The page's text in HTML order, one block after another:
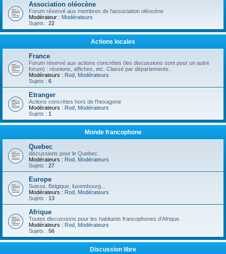
Association oléocène
Forum réservé aux membres de l'association oléocène
Modérateur : Modérateurs
Sujets : 22
Actions locales
France
Forum réservé aux actions concrètes (les discussions sont pour un autre
forum) : réunions, affiches, etc. Classé par départements.
Modérateurs : Rod Modérateurs
Sujets : 6
Etranger
Actions concrètes hors de l'hexagone
Modérateurs : Rod Modérateurs
Sujets : 1
Monde francophone
Quebec
discussions pour le Quebec.
Modérateurs : Rod Modérateurs
Sujets : 27
Europe
Suisse, Belgique, luxembourg...
Modérateurs : Rod Modérateurs
Sujets : 13
Afrique
Toutes discussions pour les habitants francophones d'Afrique.
Modérateurs : Rod Modérateurs
Sujets : 56
Discussion libre